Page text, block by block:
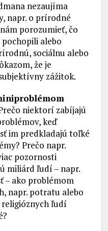
nezaujíma
napr. o prírodné
porozumieť, čo
pochopili alebo
sociálnu alebo
že je
zážitok.
niektorí zabíjajú
keď
im predkladajú toľké
Prečo napr.
pozornosti
miliárd ľudí – napr.
– ako problémom
napr. potratu alebo
religióznych ľudí